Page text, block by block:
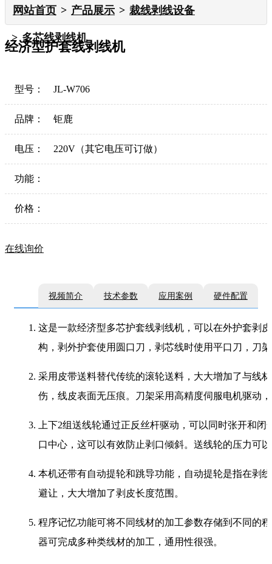
网站首页 产品展示 裁线剥线设备
多芯线剥线机
经济型护套线剥线机
型号： JL-W706
品牌： 钜鹿
电压： 220V（其它电压可订做）
功能：
价格：
在线询价
视频简介 技术参数 应用案例 硬件配置
这是一款经济型多芯护套线剥线机，可以在外护套剥
构，剥外护套使用圆口刀，剥芯线时使用平口刀，刀
采用皮带送料替代传统的滚轮送料，大大增加了与线
伤，线皮表面无压痕。刀架采用高精度伺服电机驱动
上下2组送线轮通过正反丝杆驱动，可以同时张开和
口中心，这可以有效防止剥口倾斜。送线轮的压力可
本机还带有自动提轮和跳导功能，自动提轮是指在剥
避让，大大增加了剥皮长度范围。
程序记忆功能可将不同线材的加工参数存储到不同的
器可完成多种类线材的加工，通用性很强。